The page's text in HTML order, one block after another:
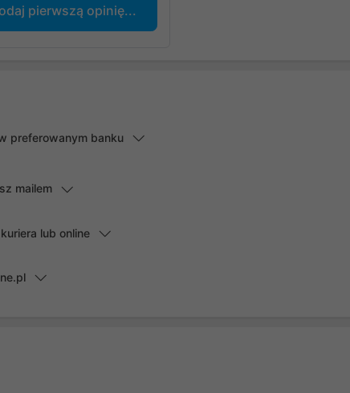
pierwszą opinię...
preferowanym banku
mailem
lub online